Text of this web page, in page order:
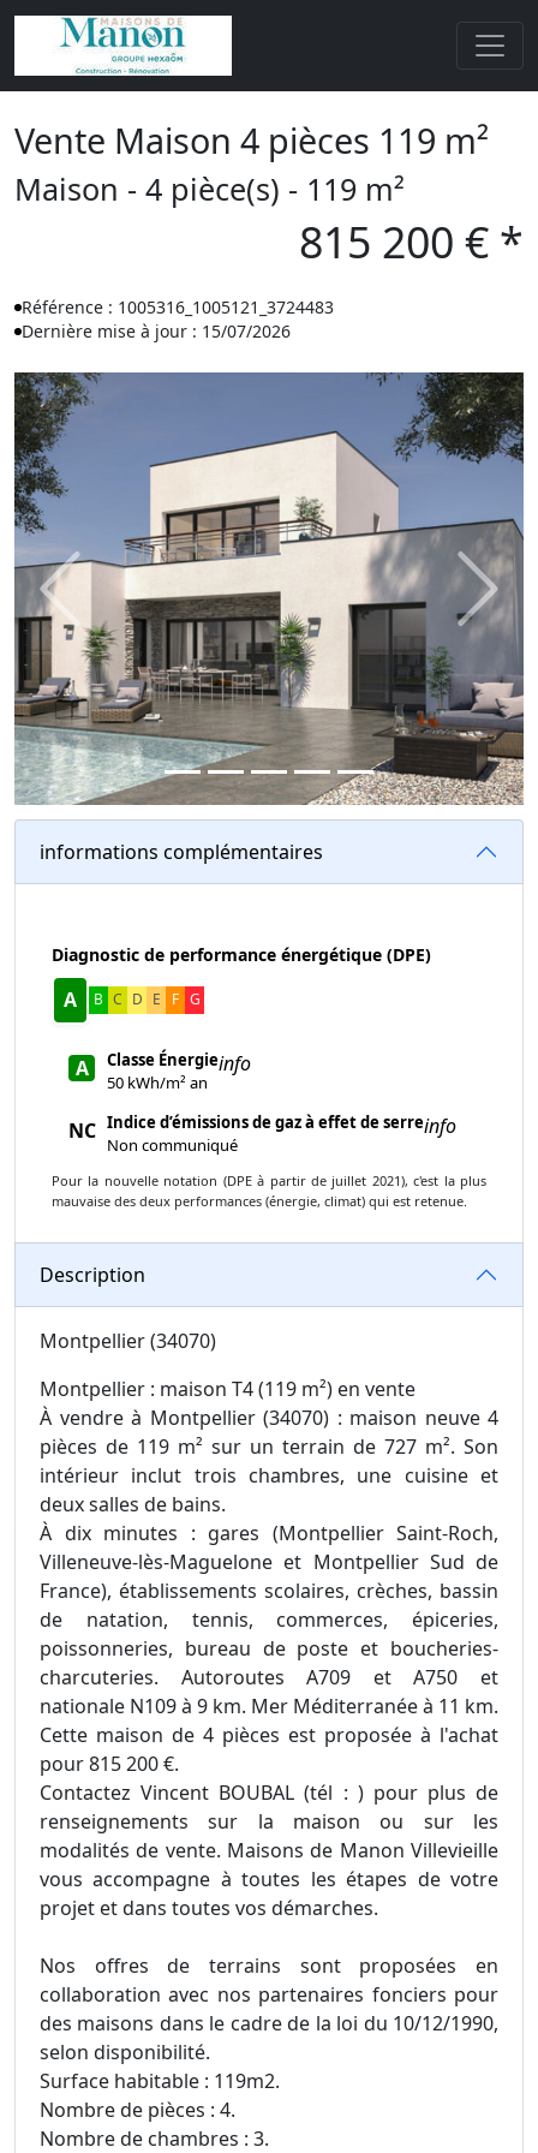
Vente Maison 4 pièces 119 m²
Maison - 4 pièce(s) - 119 m²
815 200 € *
Référence : 1005316_1005121_3724483
Dernière mise à jour : 15/07/2026
Previous Next
informations complémentaires
Diagnostic de performance énergétique (DPE)
A B C D E F G
A
Classe Énergie
50 kWh/m² an
info
NC Indice d’émissions de gaz à effet de serre
Non communiqué
info
Pour la nouvelle notation (DPE à partir de juillet 2021), c'est la plus
mauvaise des deux performances (énergie, climat) qui est retenue.
Description
Montpellier (34070)
Montpellier : maison T4 (119 m²) en vente
À vendre à Montpellier (34070) : maison neuve 4
pièces de 119 m² sur un terrain de 727 m². Son
intérieur inclut trois chambres, une cuisine et
deux salles de bains.
À dix minutes : gares (Montpellier Saint-Roch,
Villeneuve-lès-Maguelone et Montpellier Sud de
France), établissements scolaires, crèches, bassin
de natation, tennis, commerces, épiceries,
poissonneries, bureau de poste et boucheries-
charcuteries. Autoroutes A709 et A750 et
nationale N109 à 9 km. Mer Méditerranée à 11 km.
Cette maison de 4 pièces est proposée à l'achat
pour 815 200 €.
Contactez Vincent BOUBAL (tél : ) pour plus de
renseignements sur la maison ou sur les
modalités de vente. Maisons de Manon Villevieille
vous accompagne à toutes les étapes de votre
projet et dans toutes vos démarches.
Nos offres de terrains sont proposées en
collaboration avec nos partenaires fonciers pour
des maisons dans le cadre de la loi du 10/12/1990,
selon disponibilité.
Surface habitable : 119m2.
Nombre de pièces : 4.
Nombre de chambres : 3.